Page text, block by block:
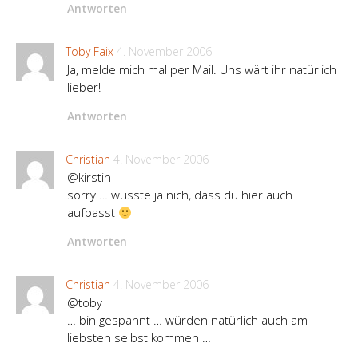
Antworten
Toby Faix 4. November 2006
Ja, melde mich mal per Mail. Uns wärt ihr natürlich
lieber!
Antworten
Christian 4. November 2006
@kirstin
sorry … wusste ja nich, dass du hier auch
aufpasst
Antworten
Christian 4. November 2006
@toby
… bin gespannt … würden natürlich auch am
liebsten selbst kommen …